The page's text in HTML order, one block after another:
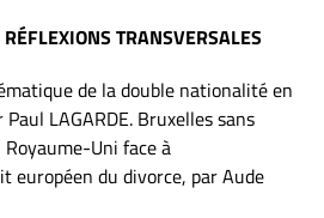
TRANSVERSALES
de la double nationalité en
LAGARDE. Bruxelles sans
Uni face à
européen du divorce, par Aude